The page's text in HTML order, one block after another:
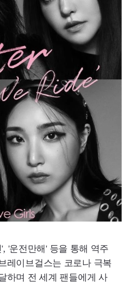
'운전만해' 등을 통해 역주
레이브걸스는 코로나 극복
하며 전 세계 팬들에게 사